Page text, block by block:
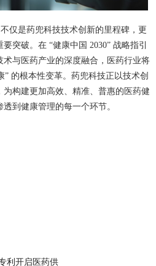
仅是药兜科技技术创新的里程碑，更
突破。在 “健康中国 2030” 战略指引
与医药产业的深度融合，医药行业将
” 的根本性变革。药兜科技正以技术创
构建更加高效、精准、普惠的医药健
到健康管理的每一个环节。
利开启医药供